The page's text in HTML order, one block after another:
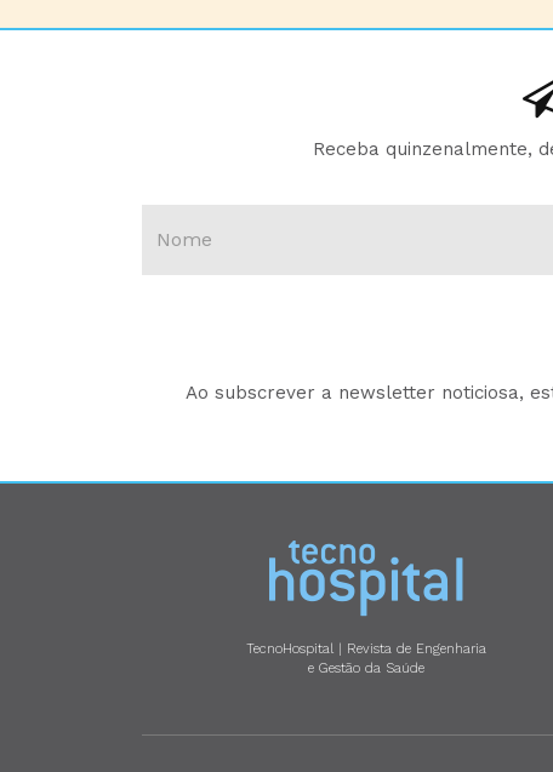
Receba quinzenalmente,
Ao subscrever a newsletter noticiosa,
TecnoHospital | Revista de Engenharia
e Gestão da Saúde